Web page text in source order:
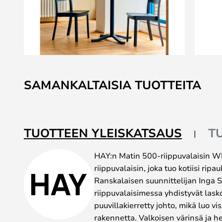
to
the
the
images
SAMANKALTAISIA TUOTTEITA
TUOTTEEN YLEISKATSAUS
HAY:n Matin 500-riippuvalaisin
riippuvalaisin, joka tuo kotiisi
Ranskalaisen suunnittelijan Inga
riippuvalaisimessa yhdistyvät
puuvillakierretty johto, mikä luo
rakennetta. Valkoisen värinsä ja